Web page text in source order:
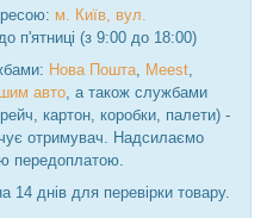
м. Київ, вул.
п'ятниці (з 9:00 до 18:00)
Нова Пошта Meest
авто , а також службами
картон, коробки, палети) -
отримувач. Надсилаємо
передоплатою.
14 днів для перевірки товару.